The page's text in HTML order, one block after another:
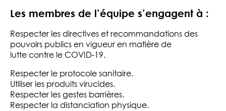
Les membres de l’équipe s’engagent à :
Respecter les directives et recommandations des
pouvoirs publics en vigueur en matière de
lutte contre le COVID-19.
Respecter le protocole sanitaire.
Utiliser les produits virucides.
Respecter les gestes barrières.
Respecter la distanciation physique.